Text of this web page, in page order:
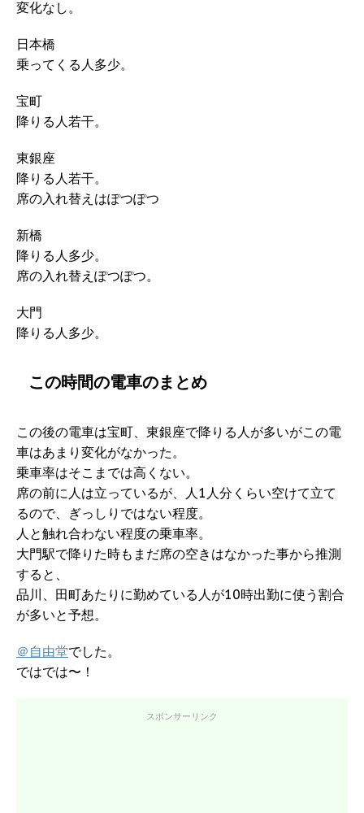
変化なし。
日本橋
乗ってくる人多少。
宝町
降りる人若干。
東銀座
降りる人若干。
席の入れ替えはぽつぽつ
新橋
降りる人多少。
席の入れ替えぽつぽつ。
大門
降りる人多少。
この時間の電車のまとめ
この後の電車は宝町、東銀座で降りる人が多いがこの電
車はあまり変化がなかった。
乗車率はそこまでは高くない。
席の前に人は立っているが、人1人分くらい空けて立て
るので、ぎっしりではない程度。
人と触れ合わない程度の乗車率。
大門駅で降りた時もまだ席の空きはなかった事から推測
すると、
品川、田町あたりに勤めている人が10時出勤に使う割合
が多いと予想。
＠自由堂でした。
ではでは〜！
スポンサーリンク